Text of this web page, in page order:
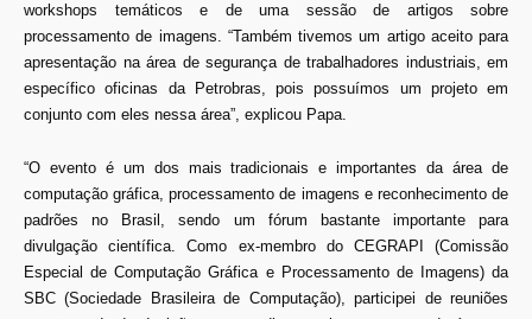
workshops temáticos e de uma sessão de artigos sobre
processamento de imagens. “Também tivemos um artigo aceito para
apresentação na área de segurança de trabalhadores industriais, em
específico oficinas da Petrobras, pois possuímos um projeto em
conjunto com eles nessa área”, explicou Papa.
“O evento é um dos mais tradicionais e importantes da área de
computação gráfica, processamento de imagens e reconhecimento de
padrões no Brasil, sendo um fórum bastante importante para
divulgação científica. Como ex-membro do CEGRAPI (Comissão
Especial de Computação Gráfica e Processamento de Imagens) da
SBC (Sociedade Brasileira de Computação), participei de reuniões